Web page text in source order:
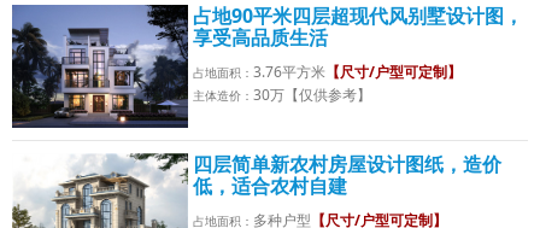
占地90平米四层超现代风别墅设计图，
享受高品质生活
占地面积： 3.76平方米 【尺寸/户型可定制】
主体造价： 30万【仅供参考】
四层简单新农村房屋设计图纸，造价
低，适合农村自建
占地面积： 多种户型 【尺寸/户型可定制】